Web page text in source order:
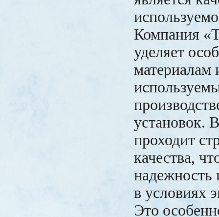
Компания
уделяет
материалам
установок.
проходит
качества,
надежность
в условиях
Это